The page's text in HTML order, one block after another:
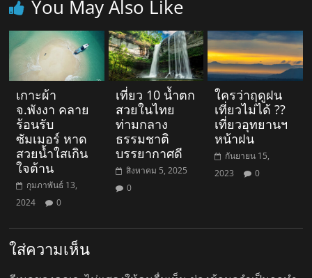
You May Also Like
เกาะผ้า
จ.พังงา คลาย
ร้อนรับ
ซัมเมอร์ หาด
สวยน้ำใสเกิน
ใจต้าน
กุมภาพันธ์ 13,
2024
0
เที่ยว 10 น้ำตก
สวยในไทย
ท่ามกลาง
ธรรมชาติ
บรรยากาศดี
สิงหาคม 5, 2025
0
ใครว่าฤดูฝน
เที่ยวไม่ได้ ??
เที่ยวอุทยานฯ
หน้าฝน
กันยายน 15,
2023
0
ใส่ความเห็น